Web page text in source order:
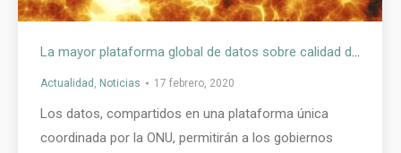
La mayor plataforma global de datos sobre calidad del aire fue presentada por el Programa de las Naciones Unidas para el Medio Ambiente, ONU-Hábitat y la compañía suiza de tecnología IQAir
Actualidad , Noticias 17 febrero, 2020
Los datos, compartidos en una plataforma única
coordinada por la ONU, permitirán a los gobiernos